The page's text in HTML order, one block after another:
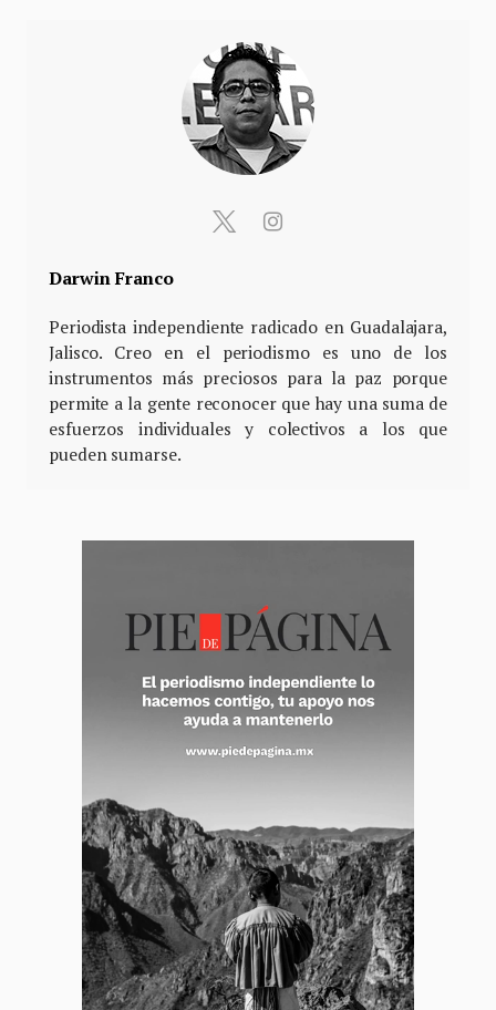
Darwin Franco
Periodista independiente radicado en Guadalajara,
Jalisco. Creo en el periodismo es uno de los
instrumentos más preciosos para la paz porque
permite a la gente reconocer que hay una suma de
esfuerzos individuales y colectivos a los que
pueden sumarse.